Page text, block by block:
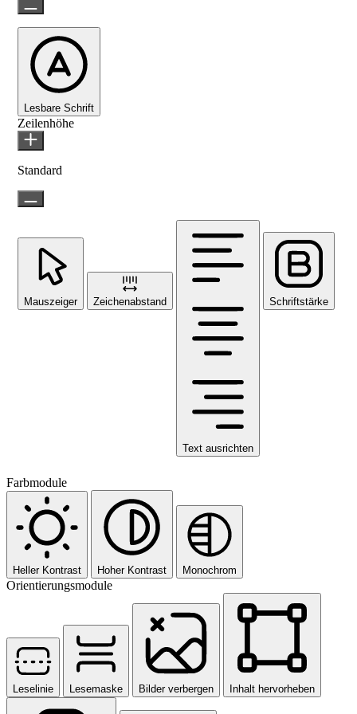
Lesbare Schrift
Zeilenhöhe
Standard
Mauszeiger Zeichenabstand
Text ausrichten
Schriftstärke
Farbmodule
Heller Kontrast Hoher Kontrast Monochrom
Orientierungsmodule
Leselinie Lesemaske Bilder verbergen Inhalt hervorheben